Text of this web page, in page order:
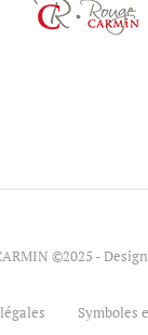
©2025 -
Symboles